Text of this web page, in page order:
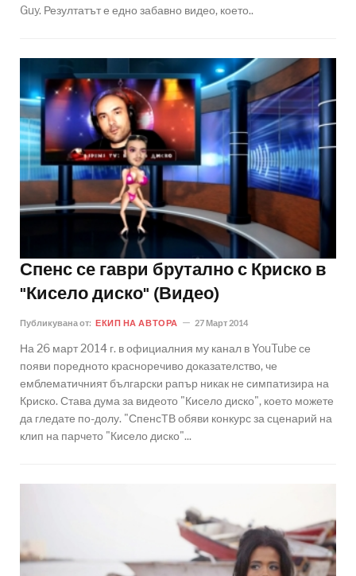
Guy. Резултатът е едно забавно видео, което..
Спенс се гаври брутално с Криско в
"Кисело диско" (Видео)
Публикувана от: ЕКИП НА АВТОРА 27 Март 2014
На 26 март 2014 г. в официалния му канал в YouTube се
появи поредното красноречиво доказателство, че
емблематичният български рапър никак не симпатизира на
Криско. Става дума за видеото "Кисело диско", което можете
да гледате по-долу. "СпенсТВ обяви конкурс за сценарий на
клип на парчето "Кисело диско"...